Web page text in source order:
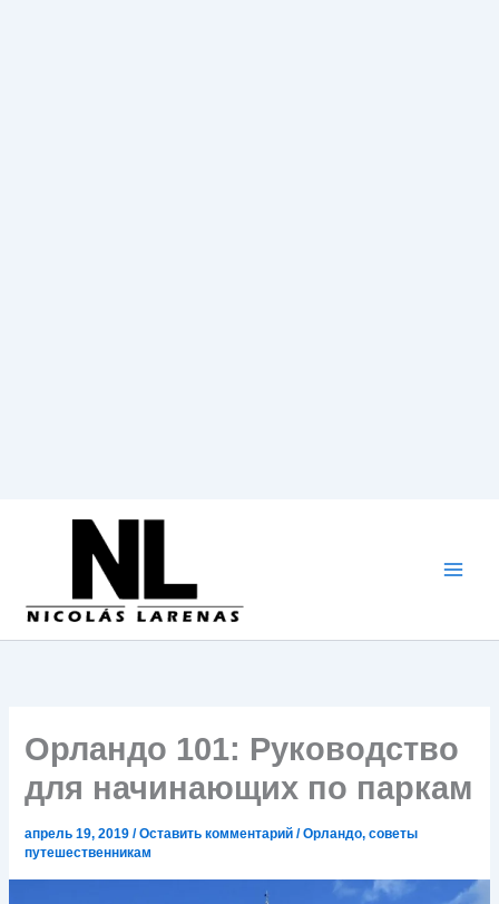
содержимому
Орландо 101: Руководство
для начинающих по паркам
апрель 19, 2019/Оставить комментарий /Орландо,советы
путешественникам